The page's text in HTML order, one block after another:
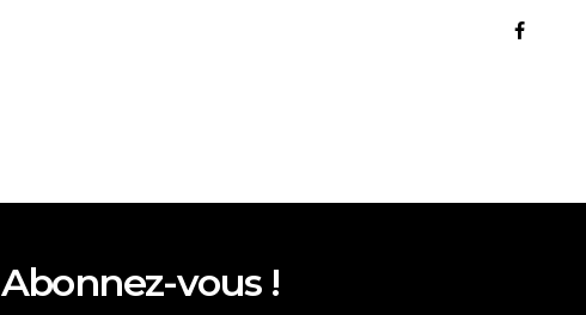
Abonnez-vous !